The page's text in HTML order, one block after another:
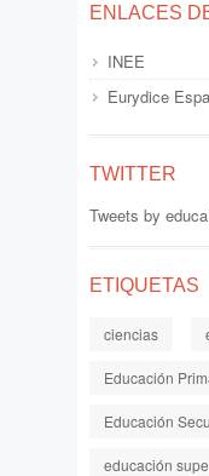
ENLACES
INEE
Eurydice
TWITTER
Tweets by
ETIQUETAS
ciencias
Educación
Educación
educación